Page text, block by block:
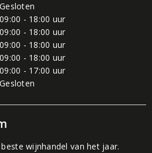
Gesloten
09:00 - 18:00 uur
09:00 - 18:00 uur
09:00 - 18:00 uur
09:00 - 18:00 uur
09:00 - 17:00 uur
Gesloten
wijnhandel van het jaar.